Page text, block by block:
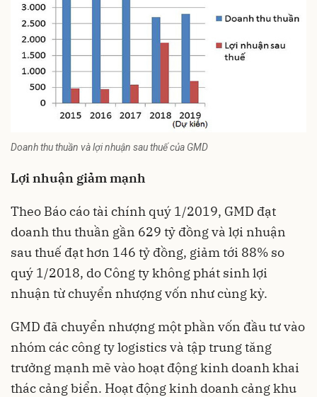
Doanh thu thuần và lợi nhuận sau thuế của GMD
Lợi nhuận giảm mạnh
Theo Báo cáo tài chính quý 1/2019, GMD đạt
doanh thu thuần gần 629 tỷ đồng và lợi nhuận
sau thuế đạt hơn 146 tỷ đồng, giảm tới 88% so
quý 1/2018, do Công ty không phát sinh lợi
nhuận từ chuyển nhượng vốn như cùng kỳ.
GMD đã chuyển nhượng một phần vốn đầu tư vào
nhóm các công ty logistics và tập trung tăng
trưởng mạnh mẽ vào hoạt động kinh doanh khai
thác cảng biển. Hoạt động kinh doanh cảng khu